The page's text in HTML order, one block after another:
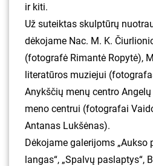
ir kiti.
Už suteiktas skulptūrų
dėkojame Nac. M. K.
(fotografė Rimantė Ropytė),
literatūros muziejui
Anykščių menų centro
meno centrui (fotografai
Antanas Lukšėnas).
Dėkojame galerijoms „Aukso
langas“, „Spalvų paslaptys“,